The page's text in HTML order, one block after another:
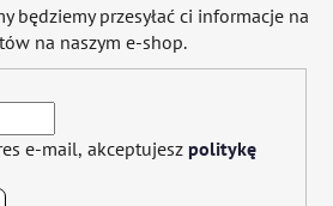
będziemy przesyłać ci informacje na
na naszym e-shop.
e-mail, akceptujesz politykę